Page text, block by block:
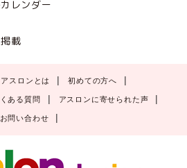
レンダー
載
アスロンとは 初めての方へ
ある質問 アスロンに寄せられた声
お問い合わせ